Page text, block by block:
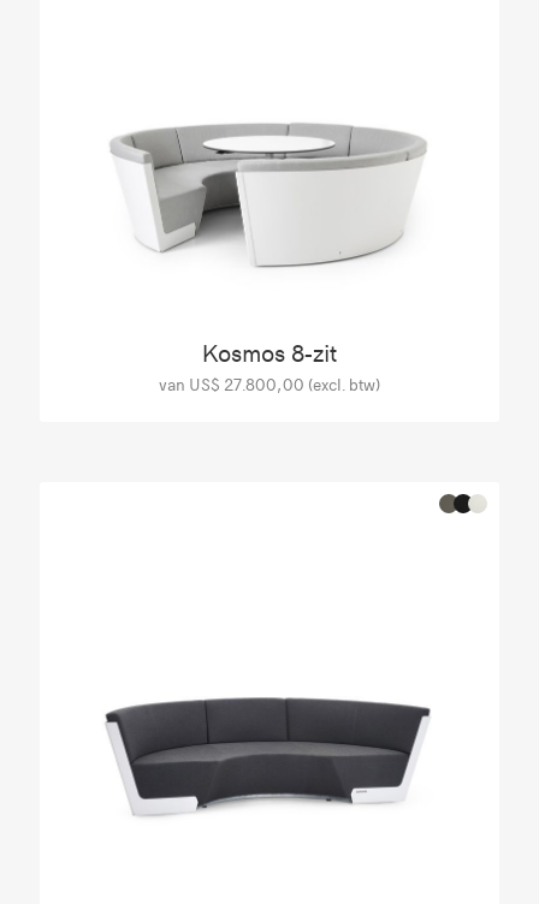
Kosmos 8-zit
van US$ 27.800,00 (excl. btw)